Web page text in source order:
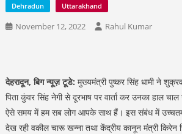
Dehradun Uttarakhand
November 12, 2022 Rahul Kumar
देहरादून, बिग न्यूज़ टूडे: मुख्यमंत्री पुष्कर सिंह धामी ने
पिता कुंवर सिंह नेगी से दूरभाष पर वार्ता कर उनका हाल
ऐसे समय में हम सब लोग आपके साथ हैं। इस संबंध में
देख रही वकील चारू खन्ना तथा केंद्रीय कानून मंत्री किरेन